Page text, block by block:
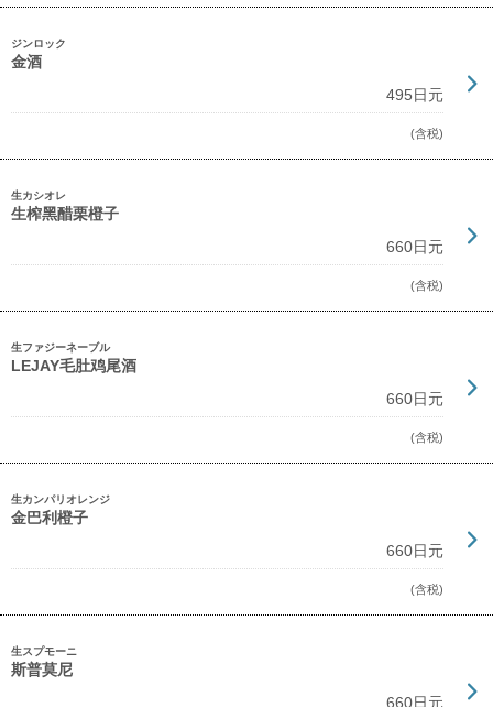
ジンロック
金酒
495日元
(含税)
生カシオレ
生榨黑醋栗橙子
660日元
(含税)
生ファジーネーブル
LEJAY毛肚鸡尾酒
660日元
(含税)
生カンパリオレンジ
金巴利橙子
660日元
(含税)
生スプモーニ
斯普莫尼
660日元